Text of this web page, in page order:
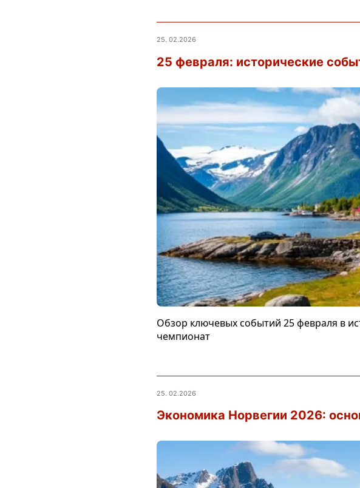
25. 02.2026
25 февраля: исторические
Обзор ключевых событий 25 февраля в
чемпионат
25. 02.2026
Экономика Норвегии 2026: